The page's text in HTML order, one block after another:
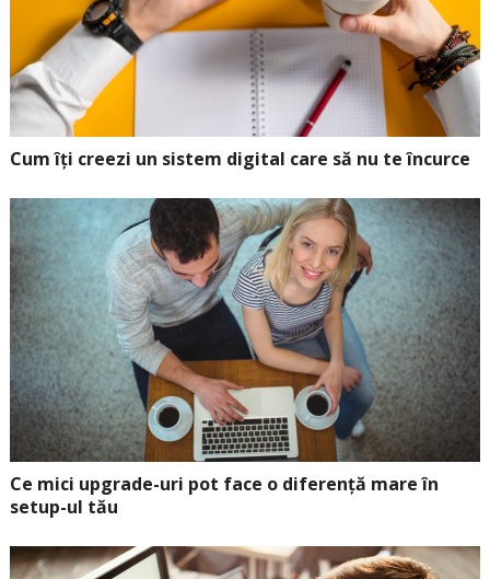
Cum îți creezi un sistem digital care să nu te încurce
Ce mici upgrade-uri pot face o diferență mare în
setup-ul tău